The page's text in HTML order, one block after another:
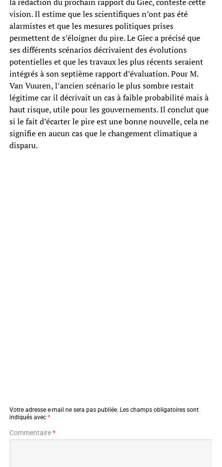
vision. Il estime que les scientifiques n’ont pas été
alarmistes et que les mesures politiques prises
permettent de s’éloigner du pire. Le Giec a précisé que
ses différents scénarios décrivaient des évolutions
potentielles et que les travaux les plus récents seraient
intégrés à son septième rapport d’évaluation. Pour M.
Van Vuuren, l’ancien scénario le plus sombre restait
légitime car il décrivait un cas à faible probabilité mais à
haut risque, utile pour les gouvernements. Il conclut que
si le fait d’écarter le pire est une bonne nouvelle, cela ne
signifie en aucun cas que le changement climatique a
disparu.
Votre adresse e-mail ne sera pas publiée. Les champs obligatoires sont
indiqués avec *
Commentaire*